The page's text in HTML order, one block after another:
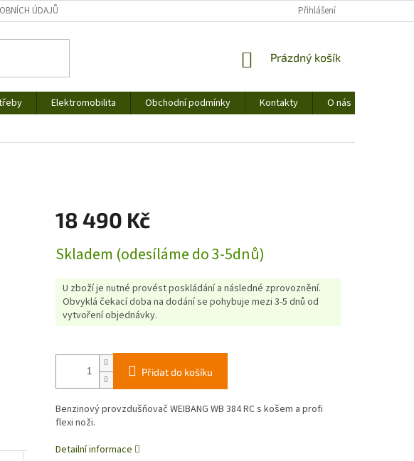
ÚDAJŮ Přihlášení
NÁKUPNÍ
Prázdný košík
Elektromobilita Obchodní podmínky Kontakty
O nás
18 490 Kč
cena:
Skladem (odesíláme do 3-5dnů)
U zboží je nutné provést poskládání a následné zprovoznění.
Obvyklá čekací doba na dodání se pohybuje mezi 3-5 dnů od
vytvoření objednávky.
Přidat do košíku
Benzinový provzdušňovač WEIBANG WB 384 RC s košem a profi
flexi noži.
Detailní informace